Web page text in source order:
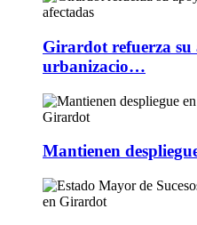
Girardot refuerza su
urbanizacio…
Mantienen